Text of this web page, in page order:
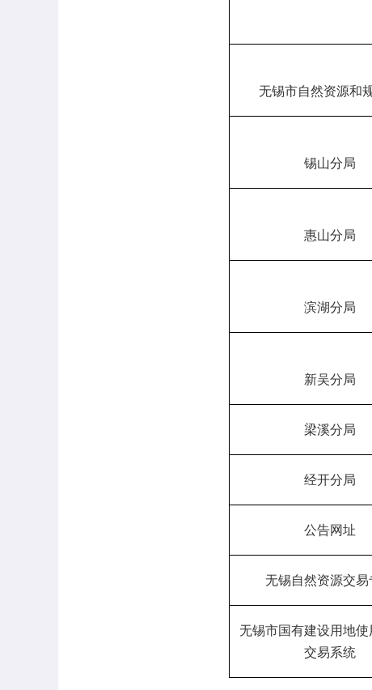
无锡市自然资源和
锡山分局
惠山分局
滨湖分局
新吴分局
梁溪分局
经开分局
公告网址
无锡自然资源交易
无锡市国有建设用地使
交易系统